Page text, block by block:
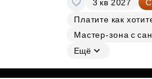
Субсидии
3 кв 2027
Платите как
Мастер-зона с
Ещё